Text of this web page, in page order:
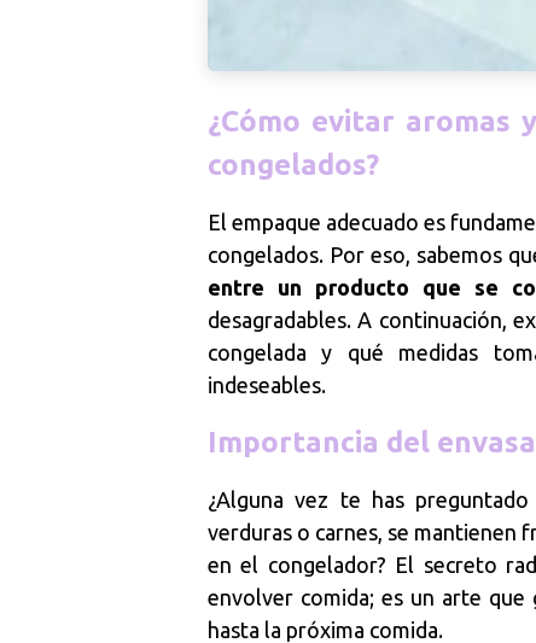
¿Cómo evitar aromas
congelados?
El empaque adecuado es
congelados. Por eso, sabemos
entre un producto que se
desagradables. A continuación,
congelada y qué medidas
indeseables.
Importancia del
¿Alguna vez te has
verduras o carnes, se mantienen
en el congelador? El secreto
envolver comida; es un arte
hasta la próxima comida.